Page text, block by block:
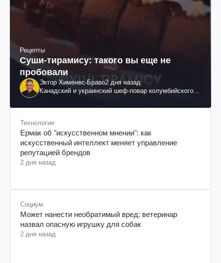
Рецепты
Суши-тирамису: такого вы еще не
пробовали
Эктор Хименес-Браво2 дня назад
Канадский и украинский шеф-повар колумбийского
Технологии
Ермак об "искусственном мнении": как
искусственный интеллект меняет управление
репутацией брендов
2 дня назад
Социум
Может нанести необратимый вред: ветеринар
назвал опасную игрушку для собак
2 дня назад